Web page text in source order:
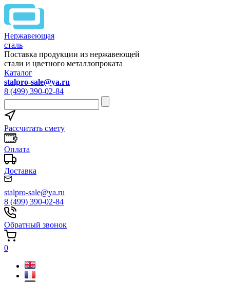
Нержавеющая
сталь
Поставка продукции из нержавеющей
стали и цветного металлопроката
Каталог
stalpro-sale@ya.ru
8 (499) 390-02-84
Рассчитать смету
Оплата
Доставка
stalpro-sale@ya.ru
8 (499) 390-02-84
Обратный звонок
0